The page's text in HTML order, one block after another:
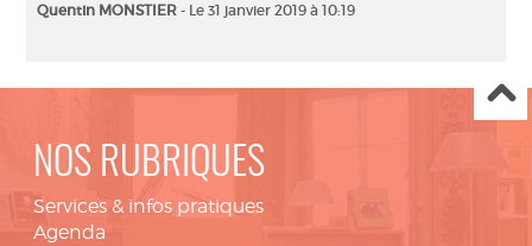
Quentin MONSTIER - Le 31 janvier 2019 à 10:19
NOS RUBRIQUES
Services & infos pratiques
Agenda